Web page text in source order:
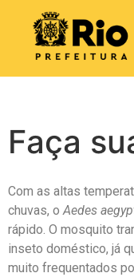
Faça
Com as altas
chuvas, o Aedes
rápido. O mosquito
inseto doméstico, já
muito frequentados